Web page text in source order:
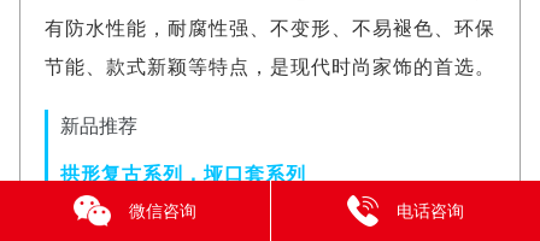
有防水性能，耐腐性强、不变形、不易褪色、环保
节能、款式新颖等特点，是现代时尚家饰的首选。
新品推荐
拱形复古系列，垭口套系列
微信咨询 电话咨询